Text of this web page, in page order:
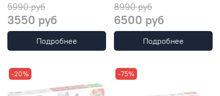
5990 руб
3550 руб
Подробнее
8990 руб
6500 руб
Подробнее
-20% -75%